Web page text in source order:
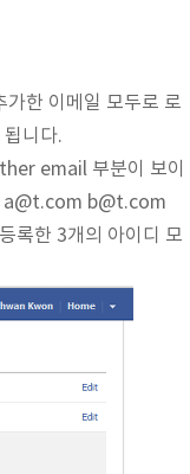
한 이메일 모두로 로
니다.
email 부분이 보이
a@t.com b@t.com
록한 3개의 아이디 모